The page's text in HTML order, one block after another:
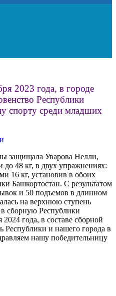
2023 года, в городе
Республики
спорту среди младших
защищала Уварова Нелли,
до 48 кг, в двух упражнениях:
16 кг, установив в обоих
Башкортостан. С результатом
и 50 подъемов в длинном
на верхнюю ступень
в сборную Республики
года, в составе сборной
Республики и нашего города в
нашу победительницу